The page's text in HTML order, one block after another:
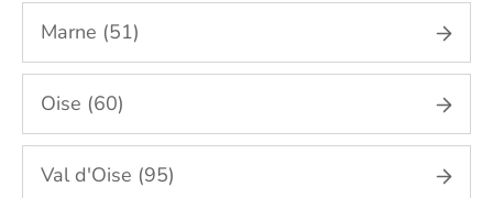
Marne (51)
Oise (60)
Val d'Oise (95)